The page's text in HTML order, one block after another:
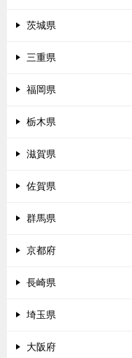
茨城県
三重県
福岡県
栃木県
滋賀県
佐賀県
群馬県
京都府
長崎県
埼玉県
大阪府